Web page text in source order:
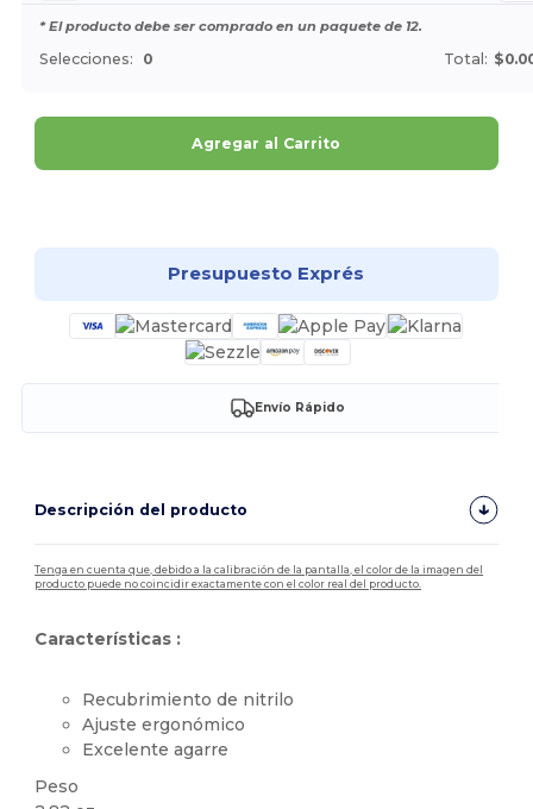
* El producto debe ser comprado en un paquete de 12.
Selecciones: 0 Total:
Agregar al Carrito
Presupuesto Exprés
Envío Rápido
Descripción del producto
Tenga en cuenta que, debido a la calibración de la pantalla, el color de la imagen del
producto puede no coincidir exactamente con el color real del producto.
Características :
Recubrimiento de nitrilo
Ajuste ergonómico
Excelente agarre
Peso